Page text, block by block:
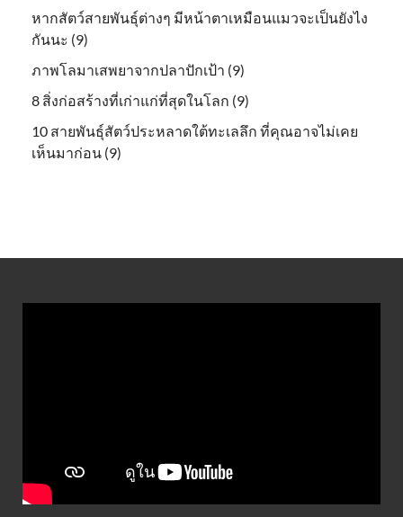
หากสัตว์สายพันธุ์ต่างๆ มีหน้าตาเหมือนแมวจะเป็นยังไง
กันนะ (9)
ภาพโลมาเสพยาจากปลาปักเป้า (9)
8 สิ่งก่อสร้างที่เก่าแก่ที่สุดในโลก (9)
10 สายพันธุ์สัตว์ประหลาดใต้ทะเลลึก ที่คุณอาจไม่เคย
เห็นมาก่อน (9)